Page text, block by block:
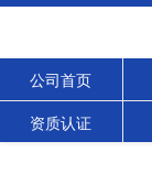
公司首页
资质认证